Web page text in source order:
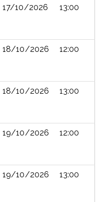
17/10/2026 13:00
18/10/2026 12:00
18/10/2026 13:00
19/10/2026 12:00
19/10/2026 13:00